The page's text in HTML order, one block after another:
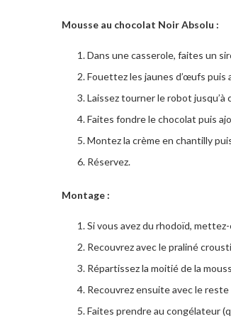
Mousse au chocolat Noir Absolu :
Dans une casserole, faites un
Fouettez les jaunes d’œufs
Laissez tourner le robot
Faites fondre le chocolat puis
Montez la crème en chantilly
Réservez.
Montage :
Si vous avez du rhodoïd,
Recouvrez avec le praliné
Répartissez la moitié de la
Recouvrez ensuite avec le
Faites prendre au congélateur